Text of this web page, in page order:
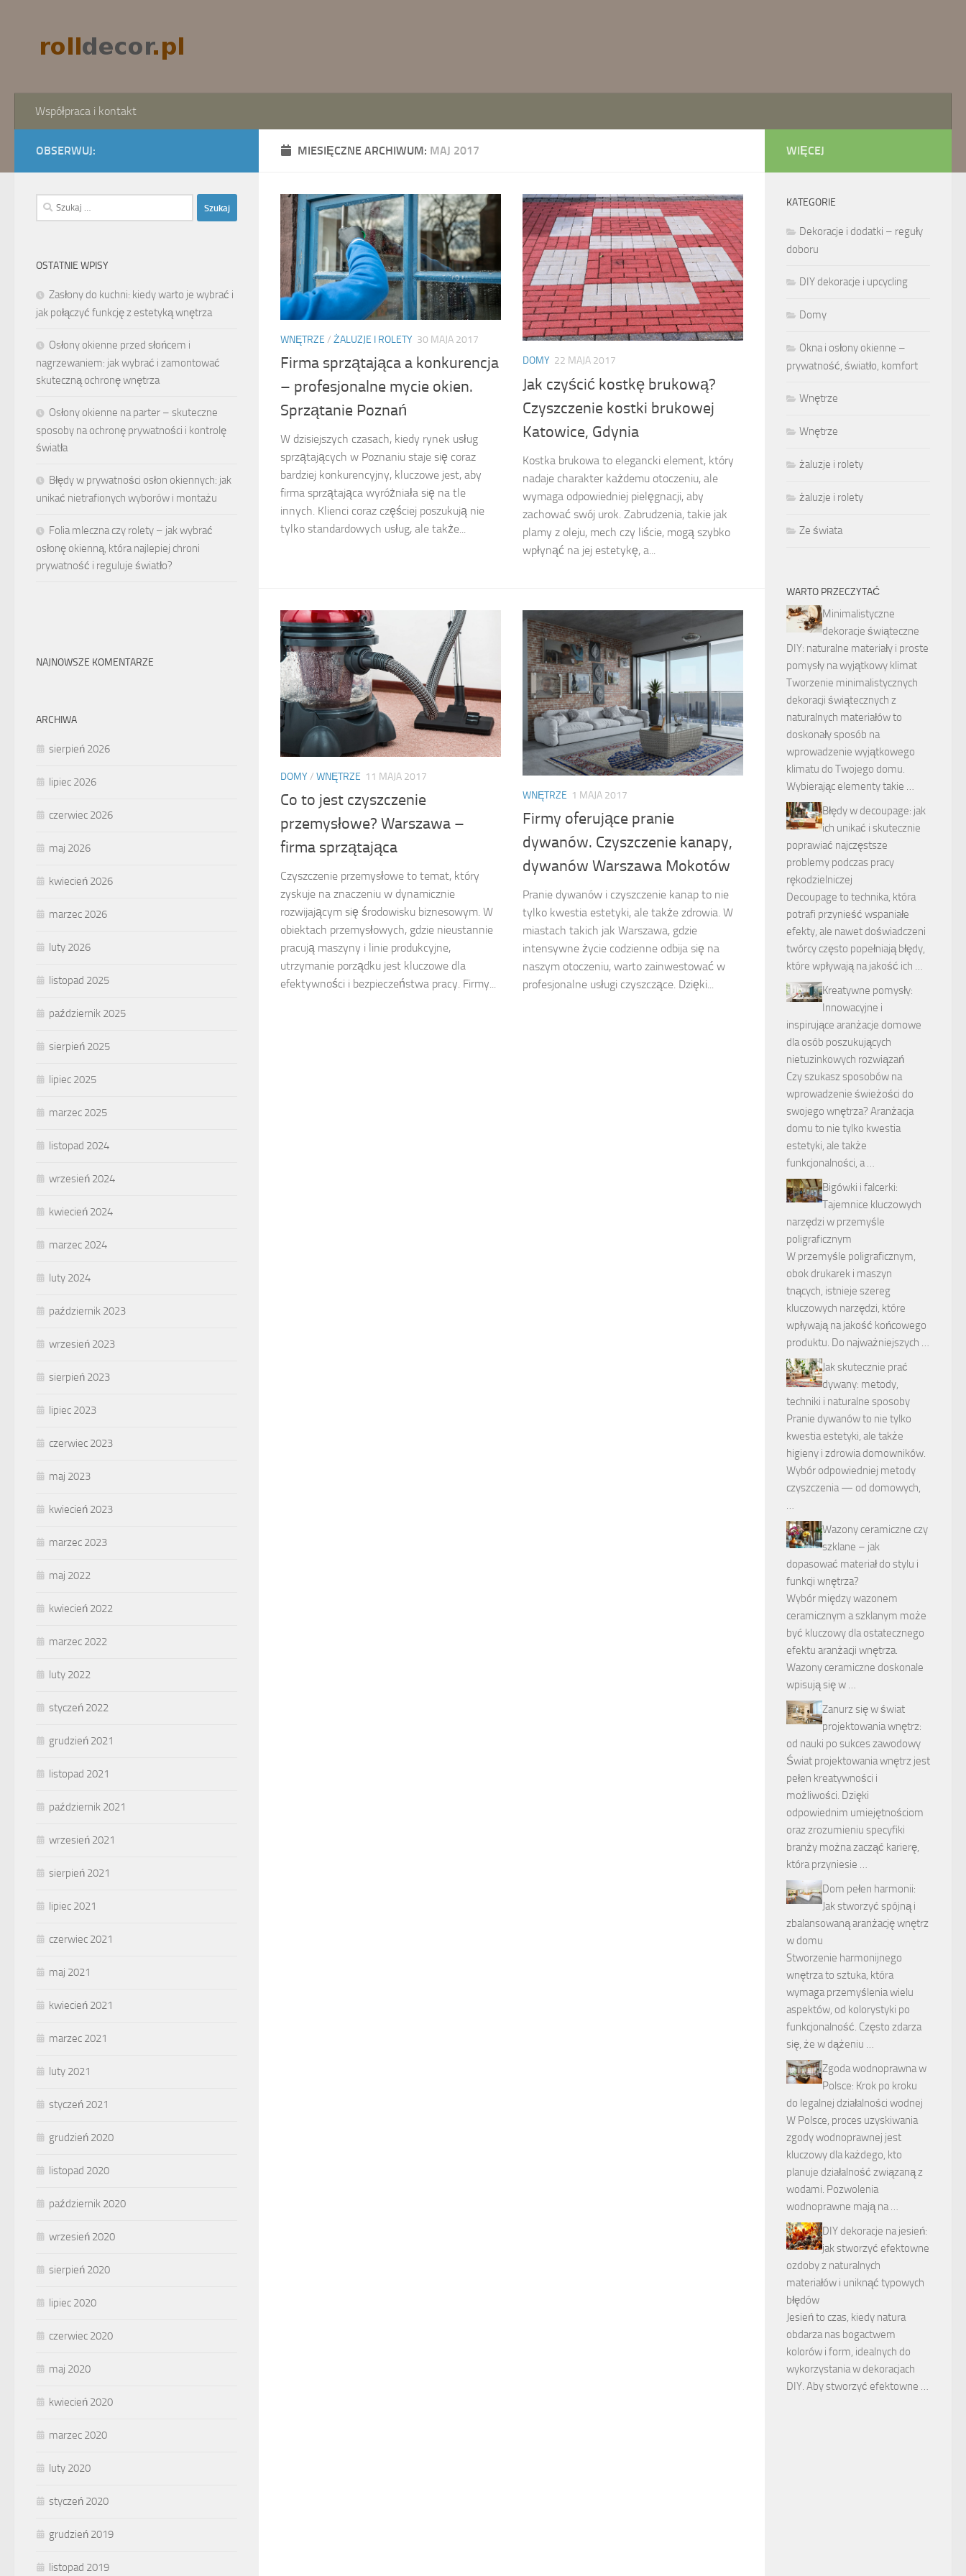
Współpraca i kontakt
MIESIĘCZNE ARCHIWUM: MAJ 2017
WNĘTRZE / ŻALUZJE I ROLETY 30 MAJA 2017
Firma sprzątająca a konkurencja
– profesjonalne mycie okien.
Sprzątanie Poznań
W dzisiejszych czasach, kiedy rynek usług
sprzątających w Poznaniu staje się coraz
bardziej konkurencyjny, kluczowe jest, aby
firma sprzątająca wyróżniała się na tle
innych. Klienci coraz częściej poszukują nie
tylko standardowych usług, ale także...
DOMY 22 MAJA 2017
Jak czyścić kostkę brukową?
Czyszczenie kostki brukowej
Katowice, Gdynia
Kostka brukowa to elegancki element, który
nadaje charakter każdemu otoczeniu, ale
wymaga odpowiedniej pielęgnacji, aby
zachować swój urok. Zabrudzenia, takie jak
plamy z oleju, mech czy liście, mogą szybko
wpłynąć na jej estetykę, a...
DOMY/ WNĘTRZE 11 MAJA 2017
Co to jest czyszczenie
przemysłowe? Warszawa –
firma sprzątająca
Czyszczenie przemysłowe to temat, który
zyskuje na znaczeniu w dynamicznie
rozwijającym się środowisku biznesowym. W
obiektach przemysłowych, gdzie nieustannie
pracują maszyny i linie produkcyjne,
utrzymanie porządku jest kluczowe dla
efektywności i bezpieczeństwa pracy. Firmy...
WNĘTRZE 1 MAJA 2017
Firmy oferujące pranie
dywanów. Czyszczenie kanapy,
dywanów Warszawa Mokotów
Pranie dywanów i czyszczenie kanap to nie
tylko kwestia estetyki, ale także zdrowia. W
miastach takich jak Warszawa, gdzie
intensywne życie codzienne odbija się na
naszym otoczeniu, warto zainwestować w
profesjonalne usługi czyszczące. Dzięki...
OBSERWUJ:
Szukaj:
OSTATNIE WPISY
Zasłony do kuchni: kiedy warto je wybrać i
jak połączyć funkcję z estetyką wnętrza
Osłony okienne przed słońcem i
nagrzewaniem: jak wybrać i zamontować
skuteczną ochronę wnętrza
Osłony okienne na parter – skuteczne
sposoby na ochronę prywatności i kontrolę
światła
Błędy w prywatności osłon okiennych: jak
unikać nietrafionych wyborów i montażu
Folia mleczna czy rolety – jak wybrać
osłonę okienną, która najlepiej chroni
prywatność i reguluje światło?
NAJNOWSZE KOMENTARZE
ARCHIWA
sierpień 2026
lipiec 2026
czerwiec 2026
maj 2026
kwiecień 2026
marzec 2026
luty 2026
listopad 2025
październik 2025
sierpień 2025
lipiec 2025
marzec 2025
listopad 2024
wrzesień 2024
kwiecień 2024
marzec 2024
luty 2024
październik 2023
wrzesień 2023
sierpień 2023
lipiec 2023
czerwiec 2023
maj 2023
kwiecień 2023
marzec 2023
maj 2022
kwiecień 2022
marzec 2022
luty 2022
styczeń 2022
grudzień 2021
listopad 2021
październik 2021
wrzesień 2021
sierpień 2021
lipiec 2021
czerwiec 2021
maj 2021
kwiecień 2021
marzec 2021
luty 2021
styczeń 2021
grudzień 2020
listopad 2020
październik 2020
wrzesień 2020
sierpień 2020
lipiec 2020
czerwiec 2020
maj 2020
kwiecień 2020
marzec 2020
luty 2020
styczeń 2020
grudzień 2019
listopad 2019
WIĘCEJ
KATEGORIE
Dekoracje i dodatki – reguły
doboru
DIY dekoracje i upcycling
Domy
Okna i osłony okienne –
prywatność, światło, komfort
Wnętrze
Wnętrze
żaluzje i rolety
żaluzje i rolety
Ze świata
WARTO PRZECZYTAĆ
Minimalistyczne
dekoracje świąteczne
DIY: naturalne materiały i proste
pomysły na wyjątkowy klimat
Tworzenie minimalistycznych
dekoracji świątecznych z
naturalnych materiałów to
doskonały sposób na
wprowadzenie wyjątkowego
klimatu do Twojego domu.
Wybierając elementy takie …
Błędy w decoupage: jak
ich unikać i skutecznie
poprawiać najczęstsze
problemy podczas pracy
rękodzielniczej
Decoupage to technika, która
potrafi przynieść wspaniałe
efekty, ale nawet doświadczeni
twórcy często popełniają błędy,
które wpływają na jakość ich …
Kreatywne pomysły:
Innowacyjne i
inspirujące aranżacje domowe
dla osób poszukujących
nietuzinkowych rozwiązań
Czy szukasz sposobów na
wprowadzenie świeżości do
swojego wnętrza? Aranżacja
domu to nie tylko kwestia
estetyki, ale także
funkcjonalności, a …
Bigówki i falcerki:
Tajemnice kluczowych
narzędzi w przemyśle
poligraficznym
W przemyśle poligraficznym,
obok drukarek i maszyn
tnących, istnieje szereg
kluczowych narzędzi, które
wpływają na jakość końcowego
produktu. Do najważniejszych …
Jak skutecznie prać
dywany: metody,
techniki i naturalne sposoby
Pranie dywanów to nie tylko
kwestia estetyki, ale także
higieny i zdrowia domowników.
Wybór odpowiedniej metody
czyszczenia — od domowych,
…
Wazony ceramiczne czy
szklane – jak
dopasować materiał do stylu i
funkcji wnętrza?
Wybór między wazonem
ceramicznym a szklanym może
być kluczowy dla ostatecznego
efektu aranżacji wnętrza.
Wazony ceramiczne doskonale
wpisują się w …
Zanurz się w świat
projektowania wnętrz:
od nauki po sukces zawodowy
Świat projektowania wnętrz jest
pełen kreatywności i
możliwości. Dzięki
odpowiednim umiejętnościom
oraz zrozumieniu specyfiki
branży można zacząć karierę,
która przyniesie …
Dom pełen harmonii:
Jak stworzyć spójną i
zbalansowaną aranżację wnętrz
w domu
Stworzenie harmonijnego
wnętrza to sztuka, która
wymaga przemyślenia wielu
aspektów, od kolorystyki po
funkcjonalność. Często zdarza
się, że w dążeniu …
Zgoda wodnoprawna w
Polsce: Krok po kroku
do legalnej działalności wodnej
W Polsce, proces uzyskiwania
zgody wodnoprawnej jest
kluczowy dla każdego, kto
planuje działalność związaną z
wodami. Pozwolenia
wodnoprawne mają na …
DIY dekoracje na jesień:
jak stworzyć efektowne
ozdoby z naturalnych
materiałów i uniknąć typowych
błędów
Jesień to czas, kiedy natura
obdarza nas bogactwem
kolorów i form, idealnych do
wykorzystania w dekoracjach
DIY. Aby stworzyć efektowne …